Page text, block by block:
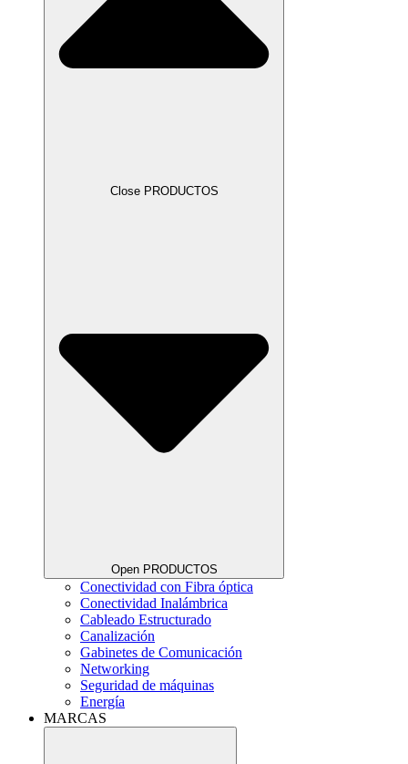
Close PRODUCTOS
Open PRODUCTOS
Conectividad con Fibra óptica
Conectividad Inalámbrica
Cableado Estructurado
Canalización
Gabinetes de Comunicación
Networking
Seguridad de máquinas
Energía
MARCAS